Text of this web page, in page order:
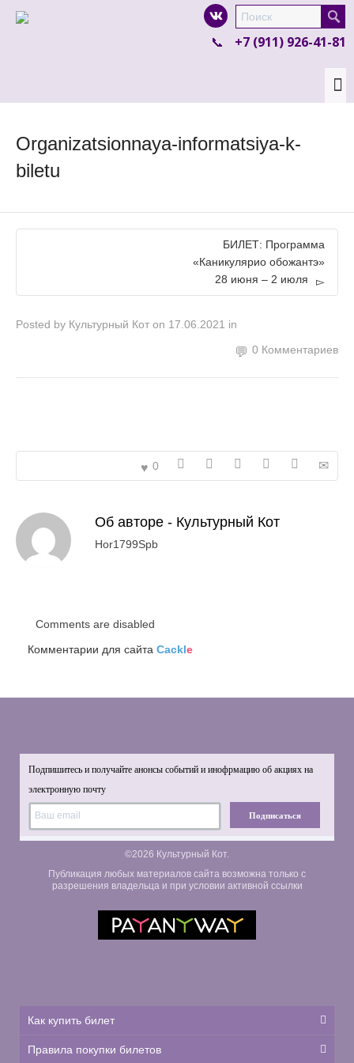
product in a size size .
colour items.
+7 (911) 926-41-81
Organizatsionnaya-informatsiya-k-
biletu
БИЛЕТ: Программа
«Каникулярио обожантэ»
28 июня – 2 июля
Posted by Культурный Кот on 17.06.2021 in
0 Комментариев
0
Об авторе - Культурный Кот
Hor1799Spb
Comments are disabled
Комментарии для сайта Cackle
Подпишитесь и получайте анонсы событий и инофрмацию об акциях на
электронную почту
Подписаться
©2026 Культурный Кот.
Публикация любых материалов сайта возможна только с
разрешения владельца и при условии активной ссылки
Как купить билет
Правила покупки билетов